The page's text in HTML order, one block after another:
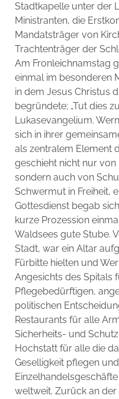
Stadtkapelle unter der
Ministranten, die
Mandatsträger von
Trachtenträger der
Am Fronleichnamstag
einmal im besonderen
in dem Jesus Christus
begründete; „Tut dies
Lukasevangelium.
sich in ihrer
als zentralem Element
geschieht nicht nur von
sondern auch von
Schwermut in Freiheit,
Gottesdienst begab
kurze Prozession
Waldsees gute Stube.
Stadt, war ein Altar
Fürbitte hielten und
Angesichts des Spitals
Pflegebedürftigen,
politischen
Restaurants für alle
Sicherheits- und
Hochstatt für alle die
Geselligkeit pflegen
weltweit. Zurück an